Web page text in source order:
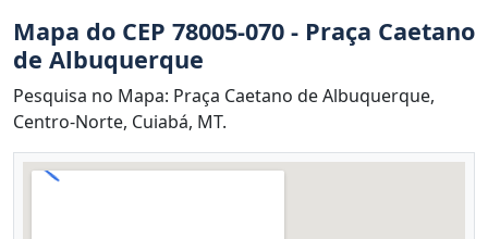
Mapa do CEP 78005-070 - Praça Caetano
de Albuquerque
Pesquisa no Mapa: Praça Caetano de Albuquerque,
Centro-Norte, Cuiabá, MT.